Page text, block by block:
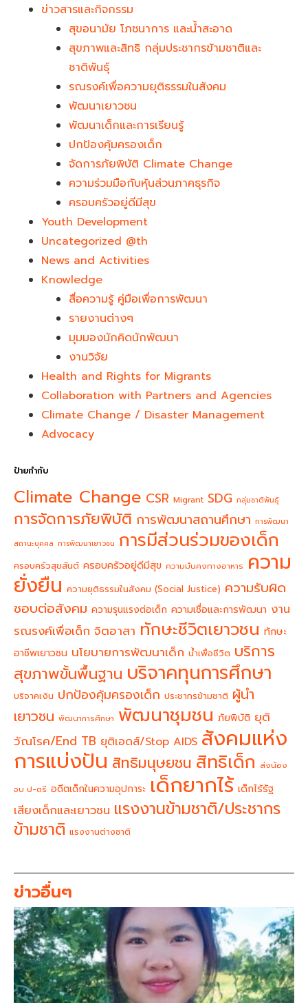
ข่าวสารและกิจกรรม
สุขอนามัย โภชนาการ และน้ำสะอาด
สุขภาพและสิทธิ กลุ่มประชากรข้ามชาติและ
ชาติพันธุ์
รณรงค์เพื่อความยุติธรรมในสังคม
พัฒนาเยาวชน
พัฒนาเด็กและการเรียนรู้
ปกป้องคุ้มครองเด็ก
จัดการภัยพิบัติ Climate Change
ความร่วมมือกับหุ้นส่วนภาคธุรกิจ
ครอบครัวอยู่ดีมีสุข
Youth Development​
Uncategorized @th
News and Activities
Knowledge
สื่อความรู้ คู่มือเพื่อการพัฒนา
รายงานต่างๆ
มุมมองนักคิดนักพัฒนา
งานวิจัย
Health and Rights for Migrants
Collaboration with Partners and Agencies
Climate Change / Disaster Management
Advocacy
ป้ายกำกับ
Climate Change CSR Migrant SDG กลุ่มชาติพันธุ์
การจัดการภัยพิบัติ การพัฒนาสถานศึกษา การพัฒนา
สถานะบุคคล การพัฒนาเยาวชน การมีส่วนร่วมของเด็ก
ครอบครัวสุขสันต์ ครอบครัวอยู่ดีมีสุข ความมั่นคงทางอาหาร ความ
ยั่งยืน ความยุติธรรมในสังคม (Social Justice) ความรับผิด
ชอบต่อสังคม ความรุนแรงต่อเด็ก ความเชื่อและการพัฒนา งาน
รณรงค์เพื่อเด็ก จิตอาสา ทักษะชีวิตเยาวชน ทักษะ
อาชีพเยาวชน นโยบายการพัฒนาเด็ก น้ำเพื่อชีวิต บริการ
สุขภาพขั้นพื้นฐาน บริจาคทุนการศึกษา
บริจาคเงิน ปกป้องคุ้มครองเด็ก ประชากรข้ามชาติ ผู้นำ
เยาวชน พัฒนาการศึกษา พัฒนาชุมชน ภัยพิบัติ ยุติ
วัณโรค/End TB ยุติเอดส์/Stop AIDS สังคมแห่ง
การแบ่งปัน สิทธิมนุษยชน สิทธิเด็ก ส่งน้อง
จบ ป-ตรี อดีตเด็กในความอุปการะ เด็กยากไร้ เด็กไร้รัฐ
เสียงเด็กและเยาวชน แรงงานข้ามชาติ/ประชากร
ข้ามชาติ แรงงานต่างชาติ
ข่าวอื่นๆ